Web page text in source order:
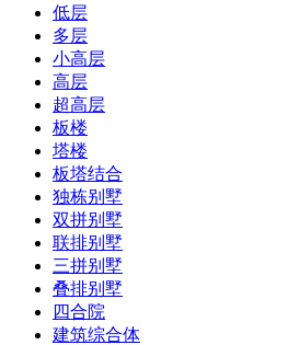
低层
多层
小高层
高层
超高层
板楼
塔楼
板塔结合
独栋别墅
双拼别墅
联排别墅
三拼别墅
叠排别墅
四合院
建筑综合体